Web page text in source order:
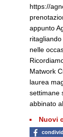
https://
appunto
nelle
Matwork
laurea
settimane
abbinato
Nuovi